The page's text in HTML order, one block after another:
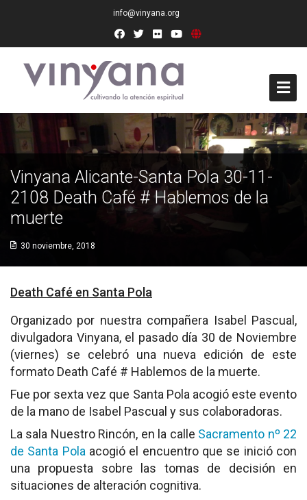
info@vinyana.org
Acceso
Socios Fundadores
Junta Directiva
Docentes
Socios de Número
Socios Colaboradores
Formaciones
Nuestra propuesta de formación
Realizadas
Vinyana Alicante-Santa Pola 30-11-
2108 Death Café # Hablemos de la
muerte
30 noviembre, 2018
Death Café en Santa Pola
Organizado por nuestra compañera Isabel Pascual,
divulgadora Vinyana, el pasado día 30 de Noviembre
(viernes) se celebró una nueva edición de este
formato Death Café # Hablemos de la muerte.
Fue por sexta vez que Santa Pola acogió este evento
de la mano de Isabel Pascual y sus colaboradoras.
La sala Nuestro Rincón, en la calle Sacramento nº 22
de Santa Pola acogió el encuentro que se inició con
una propuesta sobre las tomas de decisión en
situaciones de alteración cognitiva.